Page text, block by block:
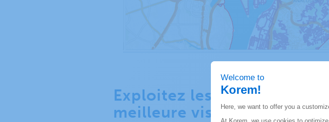
Exploitez les cartes
meilleure visualisation de